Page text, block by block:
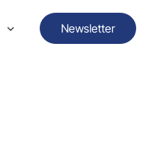
Newsletter